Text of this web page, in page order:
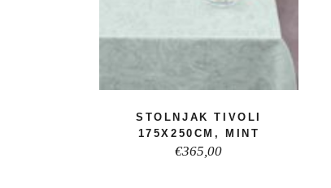
STOLNJAK TIVOLI
175X250CM, MINT
€365,00